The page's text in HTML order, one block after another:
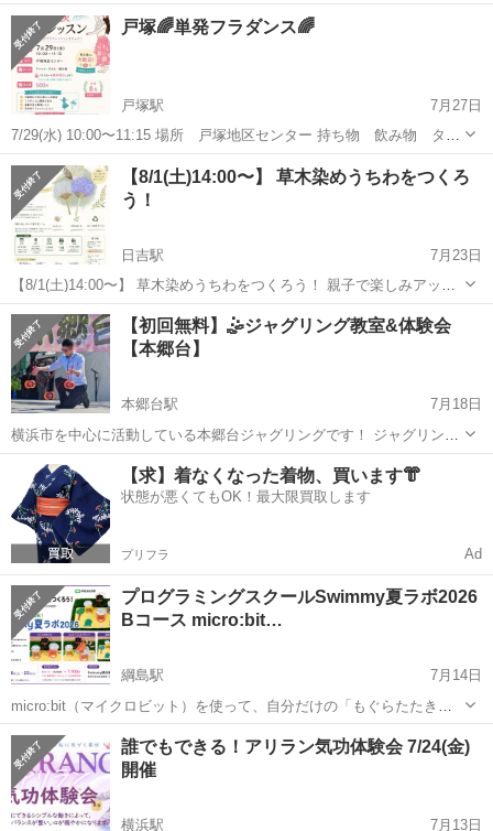
版マインクラフトで 「遊ぶ・学ぶ・つながる」一日を過ごしません
か？✨ マインクラフトを実際に体験できるだけでなく、 ゲームとの付
き合い方を話せ...
神奈川 横浜市 ワークショップ マインクラフト
戸塚🌈単発フラダンス🌈
戸塚駅
7月27日
7/29(水) 10:00〜11:15 場所 戸塚地区センター 持ち物 飲み物 タオ
ル 服装 動きやすい服装(パウスカートお貸しします) 参加費 500
円 内容 フラの基本ステップやハンドモーションを使って、簡単な
振付...
神奈川 横浜市 戸塚駅 ワークショップ ハワイアン
【8/1(土)14:00〜】 草木染めうちわをつくろ
う！
日吉駅
7月23日
【8/1(土)14:00〜】 草木染めうちわをつくろう！ 親子で楽しみアップ
サイクルワークショップ 開催します〜✨ ご興味あればぜひ！
https://forms.gle/sY9oV4EP2kp5WtB27 ...
神奈川 横浜市 日吉駅 ワークショップ 草木染め
【初回無料】🤹ジャグリング教室&体験会
【本郷台】
本郷台駅
7月18日
横浜市を中心に活動している本郷台ジャグリングです！ ジャグリング
ってちょっと気になっても、 はじめる切っ掛けもなければ、 独学も難
しいですよね！ ✨未経験者を対象にした体験会を開催します✨ ✨未経
験者・...
神奈川 本郷台駅 ワークショップ ジャグリング
【求】着なくなった着物、買います👘
状態が悪くてもOK！最大限買取します
プリフラ Ad
プログラミングスクールSwimmy夏ラボ2026
Bコース micro:bit…
綱島駅
7月14日
micro:bit（マイクロビット）を使って、自分だけの「もぐらたたきゲ
ーム」づくりにチャレンジ！ LEDやセンサーをプログラミングし、光
るもぐらをたたいて遊べるゲームを完成させます。ゲームを作るだけ
でなく、「どうすれ...
神奈川 横浜市 綱島駅 ワークショップ ゲーム
誰でもできる！アリラン気功体験会 7/24(金)
開催
横浜駅
7月13日